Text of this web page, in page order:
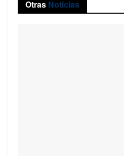
Otras Noticias